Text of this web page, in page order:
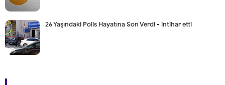
26 Yaşındaki Polis Hayatına Son Verdi - intihar etti